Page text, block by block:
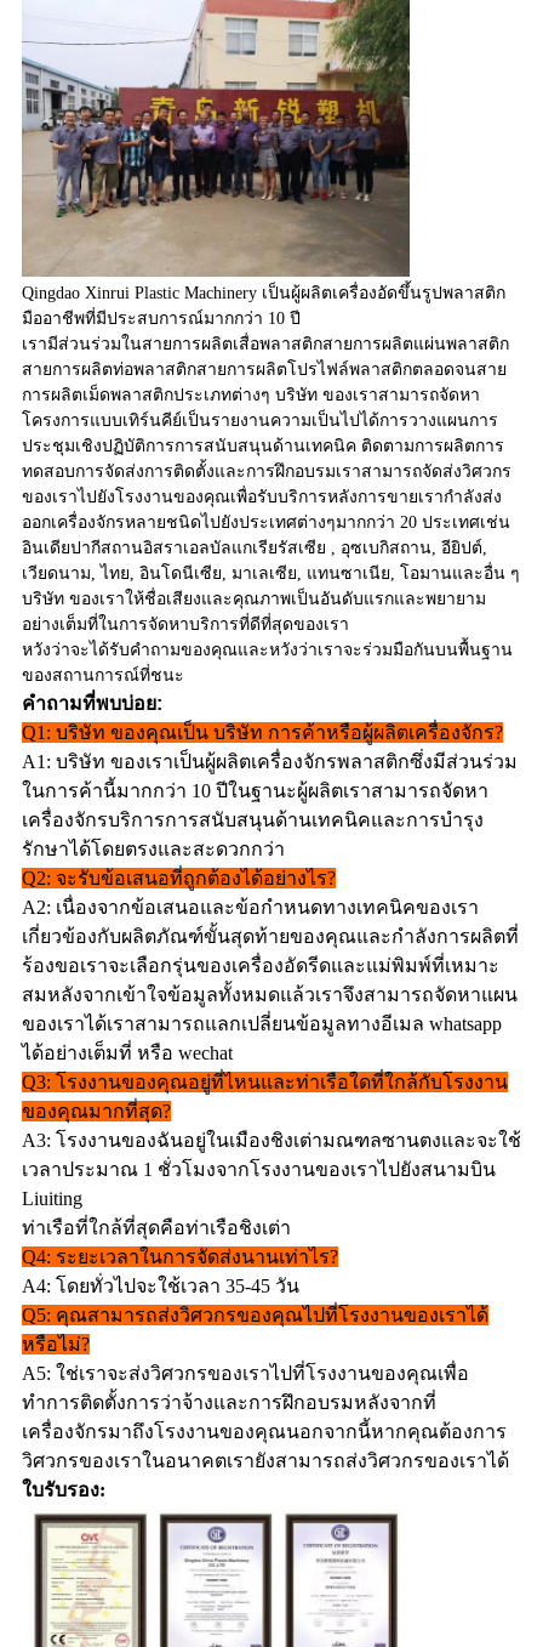
Qingdao Xinrui Plastic Machinery เป็นผู้ผลิตเครื่องอัดขึ้นรูปพลาสติก
มืออาชีพที่มีประสบการณ์มากกว่า 10 ปี
เรามีส่วนร่วมในสายการผลิตเสื่อพลาสติกสายการผลิตแผ่นพลาสติก
สายการผลิตท่อพลาสติกสายการผลิตโปรไฟล์พลาสติกตลอดจนสาย
การผลิตเม็ดพลาสติกประเภทต่างๆ บริษัท ของเราสามารถจัดหา
โครงการแบบเทิร์นคีย์เป็นรายงานความเป็นไปได้การวางแผนการ
ประชุมเชิงปฏิบัติการการสนับสนุนด้านเทคนิค ติดตามการผลิตการ
ทดสอบการจัดส่งการติดตั้งและการฝึกอบรมเราสามารถจัดส่งวิศวกร
ของเราไปยังโรงงานของคุณเพื่อรับบริการหลังการขายเรากำลังส่ง
ออกเครื่องจักรหลายชนิดไปยังประเทศต่างๆมากกว่า 20 ประเทศเช่น
อินเดียปากีสถานอิสราเอลบัลแกเรียรัสเซีย , อุซเบกิสถาน, อียิปต์,
เวียดนาม, ไทย, อินโดนีเซีย, มาเลเซีย, แทนซาเนีย, โอมานและอื่น ๆ
บริษัท ของเราให้ชื่อเสียงและคุณภาพเป็นอันดับแรกและพยายาม
อย่างเต็มที่ในการจัดหาบริการที่ดีที่สุดของเรา
หวังว่าจะได้รับคำถามของคุณและหวังว่าเราจะร่วมมือกันบนพื้นฐาน
ของสถานการณ์ที่ชนะ
คำถามที่พบบ่อย:
Q1: บริษัท ของคุณเป็น บริษัท การค้าหรือผู้ผลิตเครื่องจักร?
A1: บริษัท ของเราเป็นผู้ผลิตเครื่องจักรพลาสติกซึ่งมีส่วนร่วม
ในการค้านี้มากกว่า 10 ปีในฐานะผู้ผลิตเราสามารถจัดหา
เครื่องจักรบริการการสนับสนุนด้านเทคนิคและการบำรุง
รักษาได้โดยตรงและสะดวกกว่า
Q2: จะรับข้อเสนอที่ถูกต้องได้อย่างไร?
A2: เนื่องจากข้อเสนอและข้อกำหนดทางเทคนิคของเรา
เกี่ยวข้องกับผลิตภัณฑ์ขั้นสุดท้ายของคุณและกำลังการผลิตที่
ร้องขอเราจะเลือกรุ่นของเครื่องอัดรีดและแม่พิมพ์ที่เหมาะ
สมหลังจากเข้าใจข้อมูลทั้งหมดแล้วเราจึงสามารถจัดหาแผน
ของเราได้เราสามารถแลกเปลี่ยนข้อมูลทางอีเมล whatsapp
ได้อย่างเต็มที่ หรือ wechat
Q3: โรงงานของคุณอยู่ที่ไหนและท่าเรือใดที่ใกล้กับโรงงาน
ของคุณมากที่สุด?
A3: โรงงานของฉันอยู่ในเมืองชิงเต่ามณฑลซานตงและจะใช้
เวลาประมาณ 1 ชั่วโมงจากโรงงานของเราไปยังสนามบิน
Liuiting
ท่าเรือที่ใกล้ที่สุดคือท่าเรือชิงเต่า
Q4: ระยะเวลาในการจัดส่งนานเท่าไร?
A4: โดยทั่วไปจะใช้เวลา 35-45 วัน
Q5: คุณสามารถส่งวิศวกรของคุณไปที่โรงงานของเราได้
หรือไม่?
A5: ใช่เราจะส่งวิศวกรของเราไปที่โรงงานของคุณเพื่อ
ทำการติดตั้งการว่าจ้างและการฝึกอบรมหลังจากที่
เครื่องจักรมาถึงโรงงานของคุณนอกจากนี้หากคุณต้องการ
วิศวกรของเราในอนาคตเรายังสามารถส่งวิศวกรของเราได้
ใบรับรอง: